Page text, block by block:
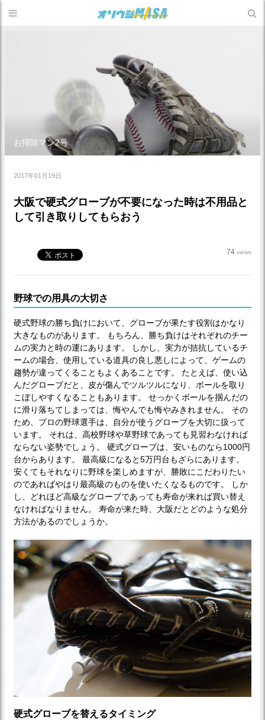
お掃除マン2号
2017年01月19日
大阪で硬式グローブが不要になった時は不用品と
して引き取りしてもらおう
74 views
野球での用具の大切さ
硬式野球の勝ち負けにおいて、グローブが果たす役割はかなり
大きなものがあります。 もちろん、勝ち負けはそれぞれのチー
ムの実力と時の運にあります。 しかし、実力が拮抗しているチ
ームの場合、使用している道具の良し悪しによって、ゲームの
趨勢が違ってくることもよくあることです。 たとえば、使い込
んだグローブだと、皮が傷んでツルツルになり、ボールを取り
こぼしやすくなることもあります。 せっかくボールを掴んだの
に滑り落ちてしまっては、悔やんでも悔やみきれません。 その
ため、プロの野球選手は、自分が使うグローブを大切に扱って
います。 それは、高校野球や草野球であっても見習わなければ
ならない姿勢でしょう。 硬式グローブは、安いものなら1000円
台からあります。 最高級になると5万円台もざらにあります。
安くてもそれなりに野球を楽しめますが、勝敗にこだわりたい
のであればやはり最高級のものを使いたくなるものです。 しか
し、どれほど高級なグローブであっても寿命が来れば買い替え
なければなりません。 寿命が来た時、大阪だとどのような処分
方法があるのでしょうか。
硬式グローブを替えるタイミング